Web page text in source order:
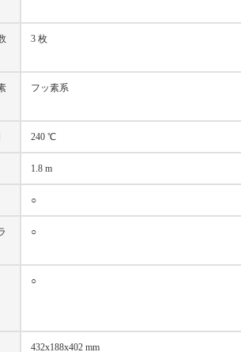
3 枚
フッ素系
240 ℃
1.8 m
○
○
○
432x188x402 mm